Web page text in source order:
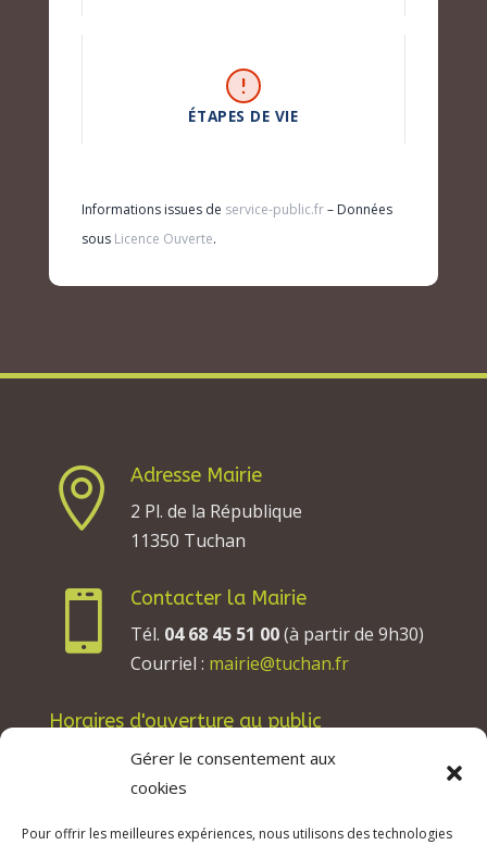
Gérer le consentement aux
cookies
Pour offrir les meilleures expériences, nous utilisons des technologies
ÉTAPES DE VIE
Informations issues de service-public.fr– Données
sous Licence Ouverte.

Adresse Mairie
2 Pl. de la République
11350 Tuchan

Contacter la Mairie
Tél. 04 68 45 51 00(à partir de 9h30)
Courriel : mairie@tuchan.fr
Horaires d'ouverture au public
Les lundis, mardis et jeudis : de 8h à 12h et de
13h30 à 17h30.